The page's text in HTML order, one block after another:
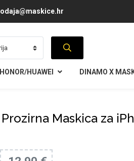
HUAWEI DINAMO X
Maskica za